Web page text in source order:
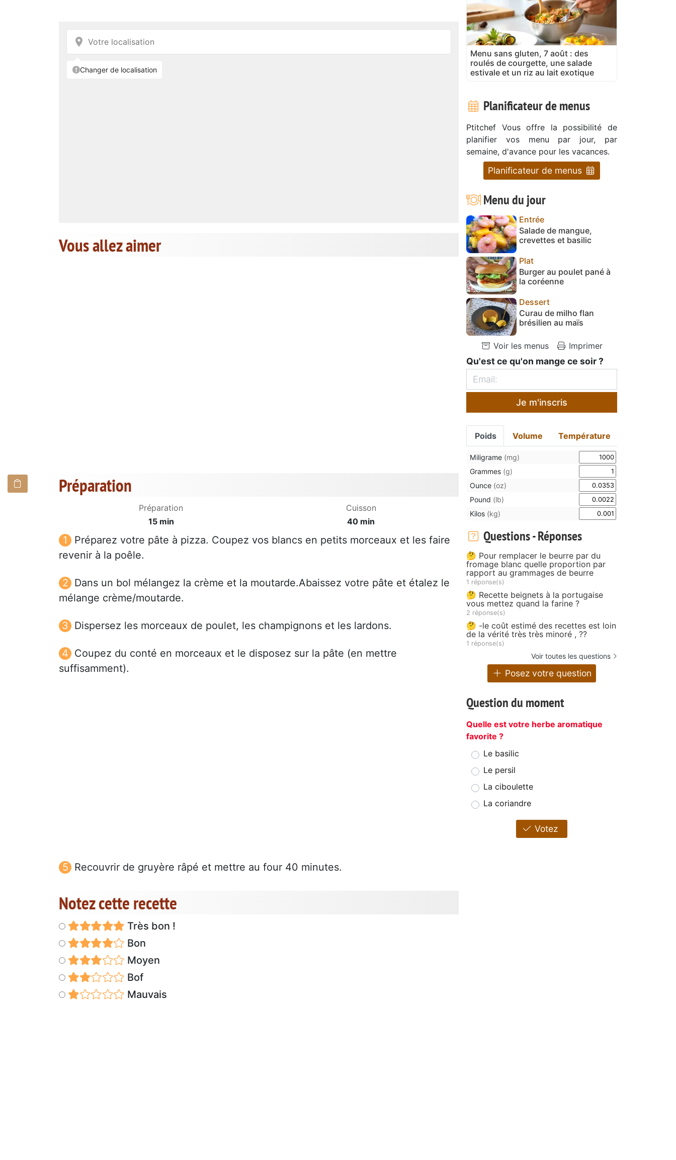
Vous allez aimer
Préparation
Préparation
15 min
Cuisson
40 min
Préparez votre pâte à pizza. Coupez vos blancs en petits morceaux et les faire
revenir à la poêle.
Dans un bol mélangez la crème et la moutarde.Abaissez votre pâte et étalez le
mélange crème/moutarde.
Dispersez les morceaux de poulet, les champignons et les lardons.
Coupez du conté en morceaux et le disposez sur la pâte (en mettre
suffisamment).
Recouvrir de gruyère râpé et mettre au four 40 minutes.
Notez cette recette
Très bon !
Bon
Moyen
Bof
Mauvais
Menu sans gluten, 7 août : des
roulés de courgette, une salade
estivale et un riz au lait exotique
Planificateur de menus
Ptitchef Vous offre la possibilité de
planifier vos menu par jour, par
semaine, d'avance pour les vacances.
Planificateur de menus
Menu du jour
Entrée
Salade de mangue,
crevettes et basilic
Plat
Burger au poulet pané à
la coréenne
Dessert
Curau de milho flan
brésilien au maïs
Voir les menus Imprimer
Qu'est ce qu'on mange ce soir ?
Je m'inscris
Poids Volume Température
Miligrame (mg)
Grammes (g)
Ounce (oz)
Pound (lb)
Kilos (kg)
Questions - Réponses
🤔 Pour remplacer le beurre par du
fromage blanc quelle proportion par
rapport au grammages de beurre
1 réponse(s)
🤔 Recette beignets à la portugaise
vous mettez quand la farine ?
2 réponse(s)
🤔 -le coût estimé des recettes est loin
de la vérité très très minoré , ??
1 réponse(s)
Voir toutes les questions
Posez votre question
Question du moment
Quelle est votre herbe aromatique
favorite ?
Le basilic
Le persil
La ciboulette
La coriandre
Votez